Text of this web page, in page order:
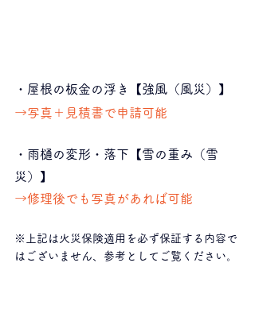
・屋根の板金の浮き【強風（風災）】
→写真＋見積書で申請可能
・雨樋の変形・落下【雪の重み（雪
災）】
→修理後でも写真があれば可能
※上記は火災保険適用を必ず保証する内容で
はございません、参考としてご覧ください。